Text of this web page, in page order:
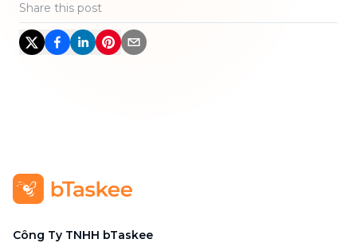
Share this post
Công Ty TNHH bTaskee